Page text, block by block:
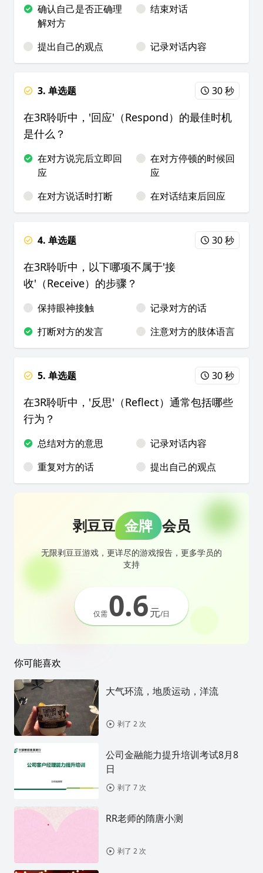
确认自己是否正确理
解对方
结束对话
提出自己的观点 记录对话内容
3. 单选题 30 秒
在3R聆听中，'回应'（Respond）的最佳时机
是什么？
在对方说完后立即回
应
在对方停顿的时候回
应
在对方说话时打断
在对话结束后回应
4. 单选题 30 秒
在3R聆听中，以下哪项不属于'接
收'（Receive）的步骤？
保持眼神接触
记录对方的话
打断对方的发言
注意对方的肢体语言
5. 单选题 30 秒
在3R聆听中，'反思'（Reflect）通常包括哪些
行为？
总结对方的意思
记录对话内容
重复对方的话
提出自己的观点
剥豆豆 金牌 会员
无限剥豆豆游戏，更详尽的游戏报告，更多学员的
支持
仅需0.6元/日
你可能喜欢
大气环流，地质运动，洋流
剥了 2 次
公司金融能力提升培训考试8月8
日
剥了 7 次
RR老师的隋唐小测
剥了 2 次